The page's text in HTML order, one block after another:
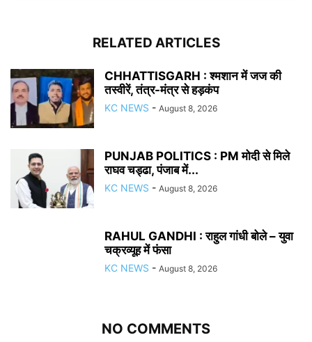
RELATED ARTICLES
CHHATTISGARH : श्मशान में जज की
तस्वीरें, तंत्र-मंत्र से हड़कंप
KC NEWS - August 8, 2026
PUNJAB POLITICS : PM मोदी से मिले
राघव चड्ढा, पंजाब में...
KC NEWS - August 8, 2026
RAHUL GANDHI : राहुल गांधी बोले – युवा
चक्रव्यूह में फंसा
KC NEWS - August 8, 2026
NO COMMENTS